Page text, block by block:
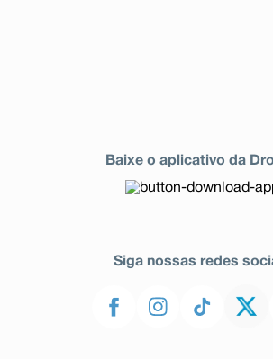
Baixe o aplicativo da
Siga nossas redes